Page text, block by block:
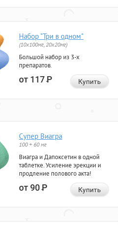
Набор "Три в одном"
(10x100мг, 20x20мг)
Большой набор из 3-х
препаратов.
от 117Р Купить
Супер Виагра
100 + 60 мг
Виагра и Дапоксетин в одной
таблетке. Усиление эрекции и
продление полового акта!
от 90Р Купить